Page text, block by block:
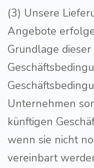
(3) Unsere
Angebote
Grundlage
Unternehmen
künftigen
wenn sie nicht
vereinbart